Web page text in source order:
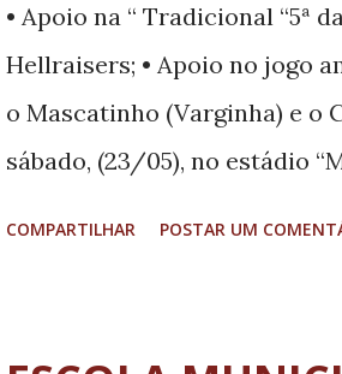
Th...
• Apoio na “ Tradicional “5ª
Hellraisers; • Apoio no jogo
o Mascatinho (Varginha) e o
sábado, (23/05), no estádio
torres e encerramento na
COMPARTILHAR POSTAR UM